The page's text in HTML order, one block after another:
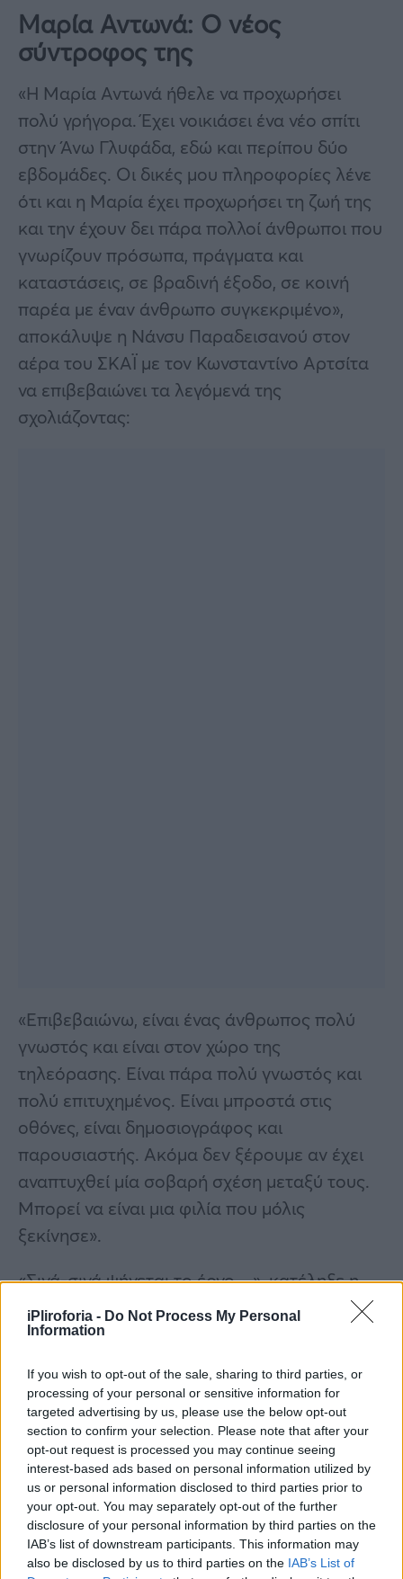
iPliroforia - Do Not Process My Personal
Information
If you wish to opt-out of the sale, sharing to third parties, or
processing of your personal or sensitive information for
targeted advertising by us, please use the below opt-out
section to confirm your selection. Please note that after your
opt-out request is processed you may continue seeing
interest-based ads based on personal information utilized by
us or personal information disclosed to third parties prior to
your opt-out. You may separately opt-out of the further
disclosure of your personal information by third parties on the
IAB’s list of downstream participants. This information may
also be disclosed by us to third parties on the IAB’s List of
Μαρία Αντωνά: Ο νέος
σύντροφος της
«Η Μαρία Αντωνά ήθελε να προχωρήσει
πολύ γρήγορα. Έχει νοικιάσει ένα νέο σπίτι
στην Άνω Γλυφάδα, εδώ και περίπου δύο
εβδομάδες. Οι δικές μου πληροφορίες λένε
ότι και η Μαρία έχει προχωρήσει τη ζωή της
και την έχουν δει πάρα πολλοί άνθρωποι που
γνωρίζουν πρόσωπα, πράγματα και
καταστάσεις, σε βραδινή έξοδο, σε κοινή
παρέα με έναν άνθρωπο συγκεκριμένο»,
αποκάλυψε η Νάνσυ Παραδεισανού στον
αέρα του ΣΚΑΪ με τον Κωνσταντίνο Αρτσίτα
να επιβεβαιώνει τα λεγόμενά της
σχολιάζοντας:
«Επιβεβαιώνω, είναι ένας άνθρωπος πολύ
γνωστός και είναι στον χώρο της
τηλεόρασης. Είναι πάρα πολύ γνωστός και
πολύ επιτυχημένος. Είναι μπροστά στις
οθόνες, είναι δημοσιογράφος και
παρουσιαστής. Ακόμα δεν ξέρουμε αν έχει
αναπτυχθεί μία σοβαρή σχέση μεταξύ τους.
Μπορεί να είναι μια φιλία που μόλις
ξεκίνησε».
«Σιγά-σιγά ψήνεται το έργο…», κατέληξε η
Παραδεισανού.
Συνεντεύξεις 18/11/2025
Δήμητρα Δερζέκου: «Λέω τη δική μου
αλήθεια»
Συνεντεύξεις 18/11/2025
Τζεφ Μοντάνα: «Κανένας δεν μπορεί